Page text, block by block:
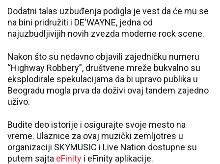
Dodatni talas uzbuđenja podigla je vest da će mu se
na bini pridružiti i DE'WAYNE, jedna od
najuzbudljivijih novih zvezda moderne rock scene.
Nakon što su nedavno objavili zajedničku numeru
“Highway Robbery”, društvene mreže bukvalno su
eksplodirale spekulacijama da bi upravo publika u
Beogradu mogla prva da doživi ovaj tandem zajedno
uživo.
Budite deo istorije i osigurajte svoje mesto na
vreme. Ulaznice za ovaj muzički zemljotres u
organizaciji SKYMUSIC i Live Nation dostupne su
putem sajta eFinity i eFinity aplikacije.